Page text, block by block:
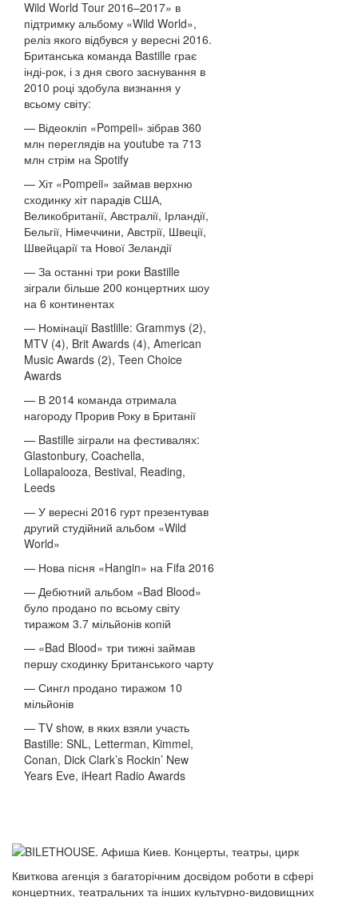
Wild World Tour 2016–2017» в
підтримку альбому «Wild World»,
реліз якого відбувся у вересні 2016.
Британська команда Bastille грає
інді-рок, і з дня свого заснування в
2010 році здобула визнання у
всьому світу:
— Відеокліп «Pompeii» зібрав 360
млн переглядів на youtube та 713
млн стрім на Spotify
— Хіт «Pompeii» займав верхню
сходинку хіт парадів США,
Великобританії, Австралії, Ірландії,
Бельгії, Німеччини, Австрії, Швеції,
Швейцарії та Нової Зеландії
— За останні три роки Bastille
зіграли більше 200 концертних шоу
на 6 континентах
— Номінації Bastlille: Grammys (2),
MTV (4), Brit Awards (4), American
Music Awards (2), Teen Choice
Awards
— В 2014 команда отримала
нагороду Прорив Року в Британії
— Bastille зіграли на фестивалях:
Glastonbury, Coachella,
Lollapalooza, Bestival, Reading,
Leeds
— У вересні 2016 гурт презентував
другий студійний альбом «Wild
World»
— Нова пісня «Hangin» на Fifa 2016
— Дебютний альбом «Bad Blood»
було продано по всьому світу
тиражом 3.7 мільйонів копій
— «Bad Blood» три тижні займав
першу сходинку Британського чарту
— Сингл продано тиражом 10
мільйонів
— TV show, в яких взяли участь
Bastille: SNL, Letterman, Kimmel,
Conan, Dick Clark’s Rockin’ New
Years Eve, iHeart Radio Awards
Квиткова агенція з багаторічним досвідом роботи в сфері
концертних, театральних та інших культурно-видовищних